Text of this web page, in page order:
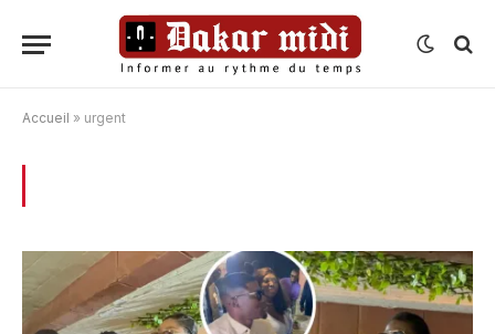
Accueil » urgent